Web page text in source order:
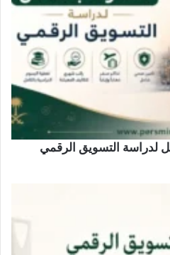
لدراسة التسويق الرقمي